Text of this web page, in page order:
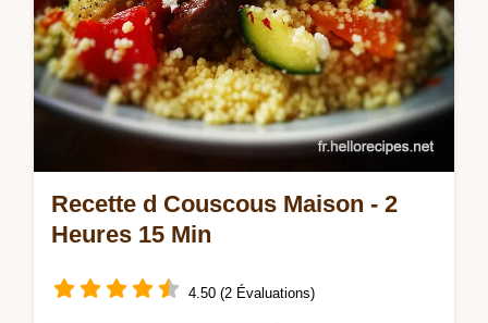
Recette d Couscous Maison - 2
Heures 15 Min
4.50 (2 Évaluations)